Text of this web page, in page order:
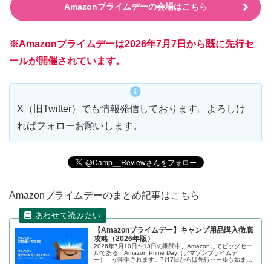
Amazonプライムデーの会場はこちら
※Amazonプライムデーは2026年7月7日から既に先行セ
ールが開催されています。
X（旧Twitter）でも情報発信しております。よろしけ
ればフォローお願いします。
Amazonプライムデーのまとめ記事はこちら
【Amazonプライムデー】キャンプ用品購入徹底
攻略（2026年版）
2026年7月10日〜13日の期間中、Amazonにてビッグセー
ルである「Amazon Prime Day（アマゾンプライムデ
ー）」が開催されます。7月7日からは先行セールも始まり